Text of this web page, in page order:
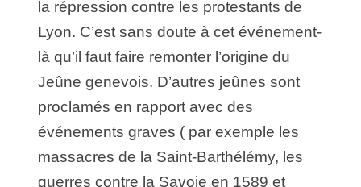
la répression contre les protestants de
Lyon. C’est sans doute à cet événement-
là qu’il faut faire remonter l’origine du
Jeûne genevois. D’autres jeûnes sont
proclamés en rapport avec des
événements graves ( par exemple les
massacres de la Saint-Barthélémy, les
guerres contre la Savoie en 1589 et